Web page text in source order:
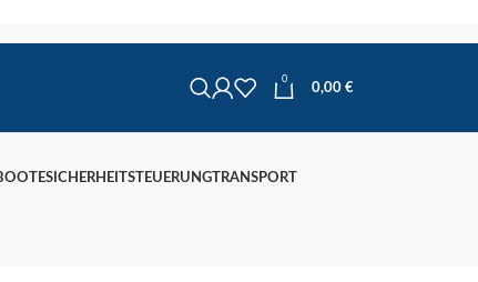
0
0,00 €
SICHERHEITSTEUERUNGTRANSPORT